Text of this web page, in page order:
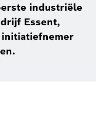
industriële
Essent,